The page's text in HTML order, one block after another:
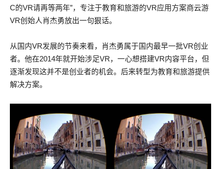
C的VR请再等两年”，专注于教育和旅游的VR应用方案商云游
VR创始人肖杰勇放出一句狠话。
从国内VR发展的节奏来看，肖杰勇属于国内最早一批VR创业
者。他在2014年就开始涉足VR，一心想搭建VR内容平台，但
逐渐发现这并不是创业者的机会。后来转型为教育和旅游提供
解决方案。